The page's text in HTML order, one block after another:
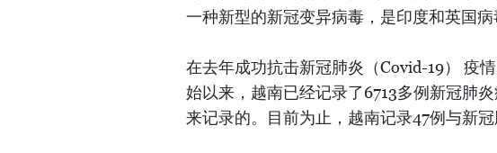
一种新型的新冠变异病毒，是印度和英国病
在去年成功抗击新冠肺炎（Covid-19） 疫
始以来，越南已经记录了6713多例新冠肺
来记录的。目前为止，越南记录47例与新冠